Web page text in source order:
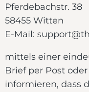
Pferdebachstr. 38
58455 Witten
E-Mail:
mittels einer
Brief per Post
informieren, dass